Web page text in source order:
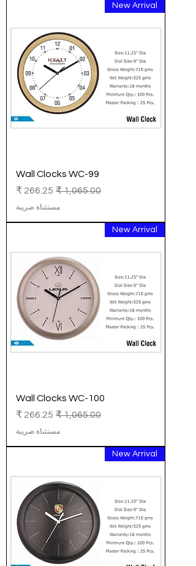
New Arrival
Wall Clocks WC-99
سعر عادي
سعر البيع
مستثناة ضريبة
New Arrival
Wall Clocks WC-100
سعر عادي
سعر البيع
مستثناة ضريبة
New Arrival